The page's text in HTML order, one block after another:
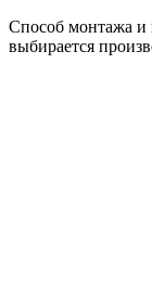
Способ монтажа и
выбирается